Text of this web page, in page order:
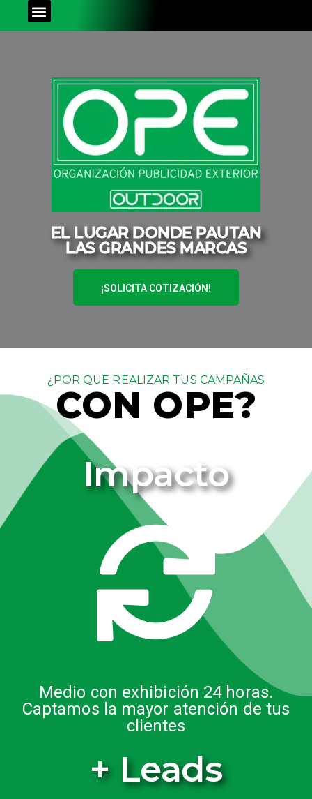
EL LUGAR DONDE PAUTAN
LAS GRANDES MARCAS
¡SOLICITA COTIZACIÓN!
¿POR QUE REALIZAR TUS CAMPAÑAS
CON OPE?
Impacto
Medio con exhibición 24 horas.
Captamos la mayor atención de tus
clientes
+ Leads